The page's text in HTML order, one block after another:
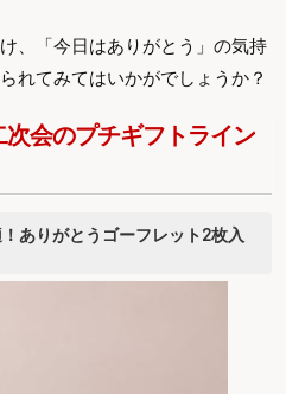
、「今日はありがとう」の気持
れてみてはいかがでしょうか？
会のプチギフトライン
ありがとうゴーフレット2枚入